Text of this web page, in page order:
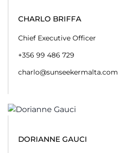
CHARLO BRIFFA
Chief Executive Officer
+356 99 486 729
charlo@sunseekermalta.com
DORIANNE GAUCI